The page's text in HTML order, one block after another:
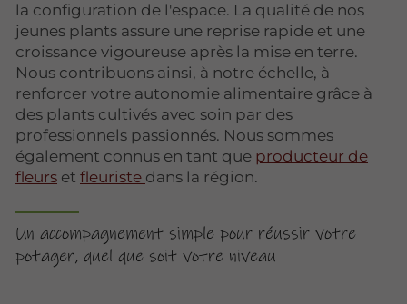
la configuration de l'espace. La qualité de nos
jeunes plants assure une reprise rapide et une
croissance vigoureuse après la mise en terre.
Nous contribuons ainsi, à notre échelle, à
renforcer votre autonomie alimentaire grâce à
des plants cultivés avec soin par des
professionnels passionnés. Nous sommes
également connus en tant que producteur de
fleurs et fleuriste dans la région.
Un accompagnement simple pour réussir votre
potager, quel que soit votre niveau